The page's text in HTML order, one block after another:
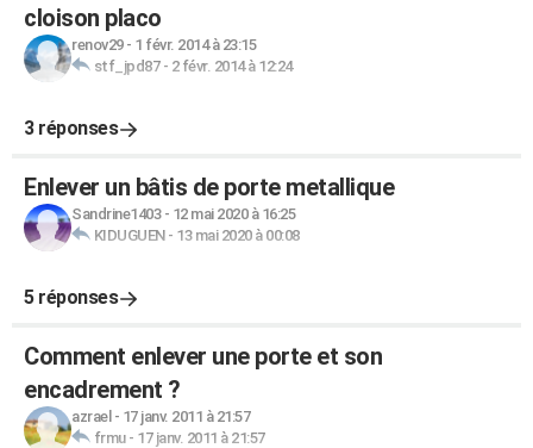
cloison placo
renov29- 1 févr. 2014 à 23:15
stf_jpd87- 2 févr. 2014 à 12:24
3 réponses
Enlever un bâtis de porte metallique
Sandrine1403- 12 mai 2020 à 16:25
KIDUGUEN- 13 mai 2020 à 00:08
5 réponses
Comment enlever une porte et son
encadrement ?
azrael - 17 janv. 2011 à 21:57
frmu- 17 janv. 2011 à 21:57